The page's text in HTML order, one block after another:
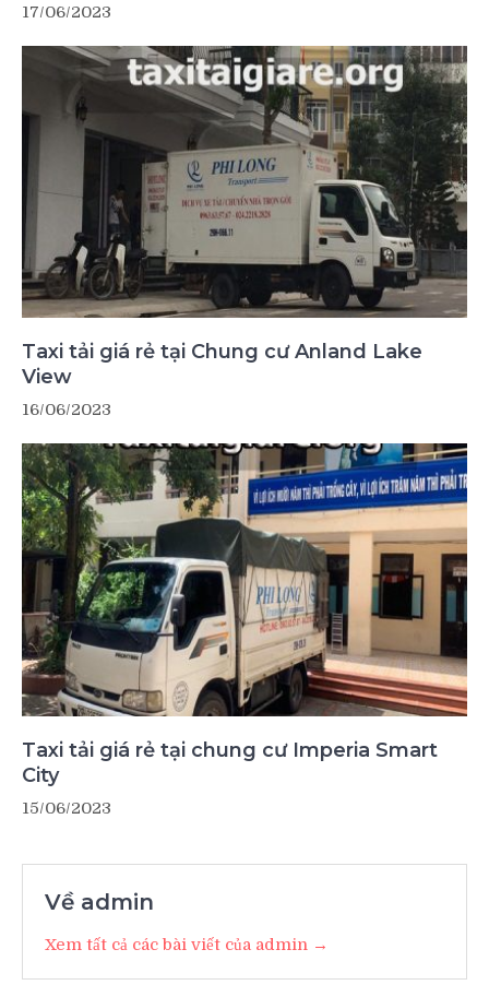
17/06/2023
Taxi tải giá rẻ tại Chung cư Anland Lake
View
16/06/2023
Taxi tải giá rẻ tại chung cư Imperia Smart
City
15/06/2023
Về admin
Xem tất cả các bài viết của admin →